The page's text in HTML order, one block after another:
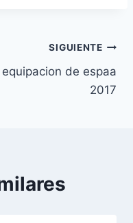
SIGUIENTE
equipacion de espaa
2017